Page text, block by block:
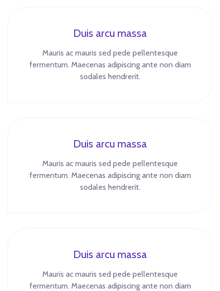
Duis arcu massa
Mauris ac mauris sed pede pellentesque
fermentum. Maecenas adipiscing ante non diam
sodales hendrerit.
Duis arcu massa
Mauris ac mauris sed pede pellentesque
fermentum. Maecenas adipiscing ante non diam
sodales hendrerit.
Duis arcu massa
Mauris ac mauris sed pede pellentesque
fermentum. Maecenas adipiscing ante non diam